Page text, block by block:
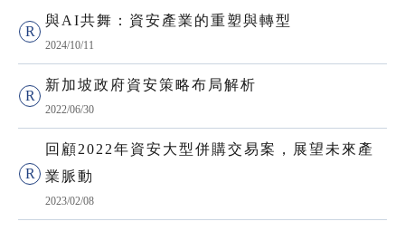
與AI共舞：資安產業的重塑與轉型
2024/10/11
新加坡政府資安策略布局解析
2022/06/30
回顧2022年資安大型併購交易案，展望未來產
業脈動
2023/02/08